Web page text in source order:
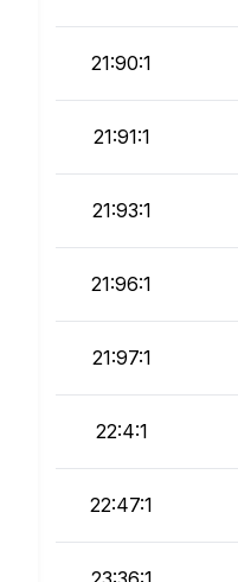
21:90:1
21:91:1
21:93:1
21:96:1
21:97:1
22:4:1
22:47:1